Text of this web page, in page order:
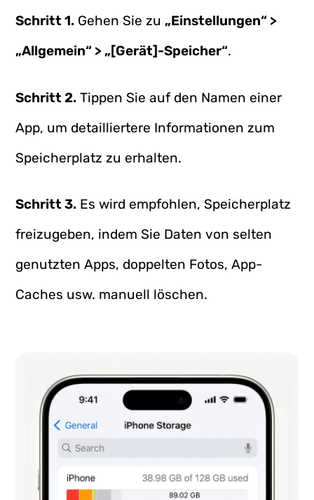
Schritt 1. Gehen Sie zu „Einstellungen“ >
„Allgemein“ > „[Gerät]-Speicher“.
Schritt 2. Tippen Sie auf den Namen einer
App, um detailliertere Informationen zum
Speicherplatz zu erhalten.
Schritt 3. Es wird empfohlen, Speicherplatz
freizugeben, indem Sie Daten von selten
genutzten Apps, doppelten Fotos, App-
Caches usw. manuell löschen.